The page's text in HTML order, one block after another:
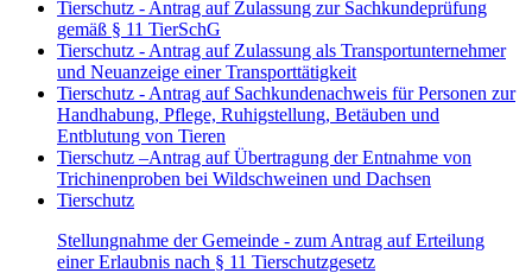
Tierschutz - Antrag auf Zulassung zur Sachkundeprüfung
gemäß § 11 TierSchG
Tierschutz - Antrag auf Zulassung als Transportunternehmer
und Neuanzeige einer Transporttätigkeit
Tierschutz - Antrag auf Sachkundenachweis für Personen zur
Handhabung, Pflege, Ruhigstellung, Betäuben und
Entblutung von Tieren
Tierschutz –Antrag auf Übertragung der Entnahme von
Trichinenproben bei Wildschweinen und Dachsen
Tierschutz
Stellungnahme der Gemeinde - zum Antrag auf Erteilung
einer Erlaubnis nach § 11 Tierschutzgesetz